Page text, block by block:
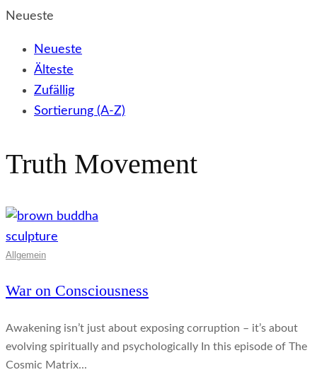
Neueste
Neueste
Älteste
Zufällig
Sortierung (A-Z)
Truth Movement
Allgemein
War on Consciousness
Awakening isn’t just about exposing corruption – it’s about
evolving spiritually and psychologically In this episode of The
Cosmic Matrix...